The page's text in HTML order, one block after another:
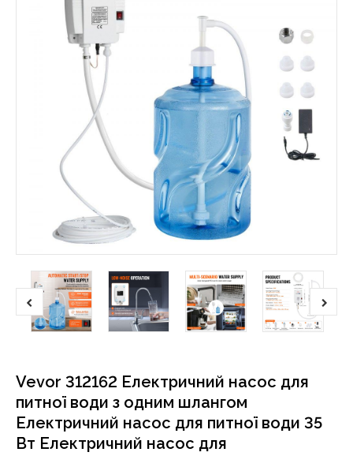
Vevor 312162 Електричний насос для
питної води з одним шлангом
Електричний насос для питної води 35
Вт Електричний насос для